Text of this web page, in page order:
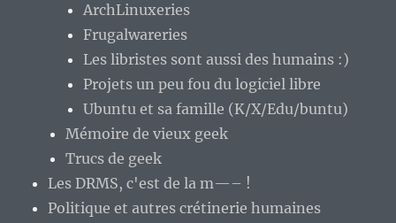
ArchLinuxeries
Frugalwareries
Les libristes sont aussi des humains :)
Projets un peu fou du logiciel libre
Ubuntu et sa famille (K/X/Edu/buntu)
Mémoire de vieux geek
Trucs de geek
Les DRMS, c'est de la m—– !
Politique et autres crétinerie humaines